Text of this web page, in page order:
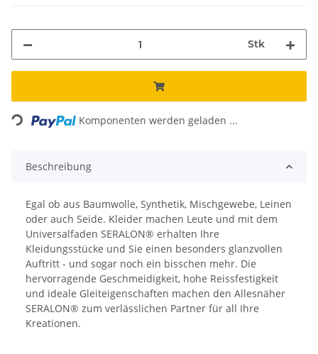
Stk
Komponenten werden geladen ...
Beschreibung
Egal ob aus Baumwolle, Synthetik, Mischgewebe, Leinen
oder auch Seide. Kleider machen Leute und mit dem
Universalfaden SERALON® erhalten Ihre
Kleidungsstücke und Sie einen besonders glanzvollen
Auftritt - und sogar noch ein bisschen mehr. Die
hervorragende Geschmeidigkeit, hohe Reissfestigkeit
und ideale Gleiteigenschaften machen den Allesnäher
SERALON® zum verlässlichen Partner für all Ihre
Kreationen.